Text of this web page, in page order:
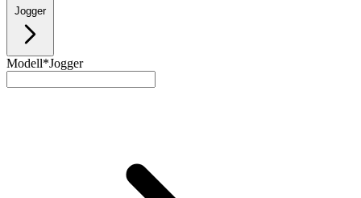
Jogger
Modell*Jogger